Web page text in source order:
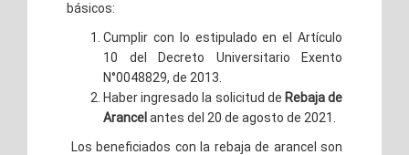
básicos:
Cumplir con lo estipulado en el Artículo
10 del Decreto Universitario Exento
N°0048829, de 2013.
Haber ingresado la solicitud de Rebaja de
Arancel antes del 20 de agosto de 2021.
Los beneficiados con la rebaja de arancel son